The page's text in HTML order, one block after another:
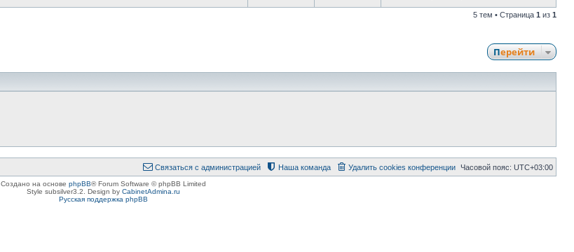
5 тем • Страница 1 из 1
Перейти
Часовой пояс: UTC+03:00
Удалить cookies конференции
Наша команда
Связаться с администрацией
Создано на основе phpBB® Forum Software © phpBB Limited
Style subsilver3.2. Design by CabinetAdmina.ru
Русская поддержка phpBB